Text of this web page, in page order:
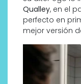
Qualley, en el
perfecto en
mejor versión